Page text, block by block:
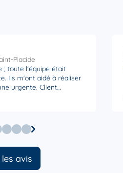
Placide
; toute l'équipe était
Ils m'ont aidé à réaliser
urgente. Client
avis